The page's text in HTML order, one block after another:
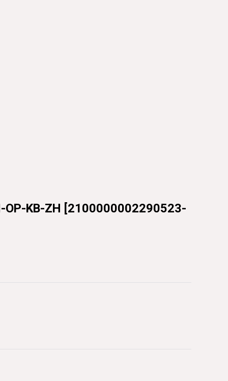
KB-ZH [2100000002290523-